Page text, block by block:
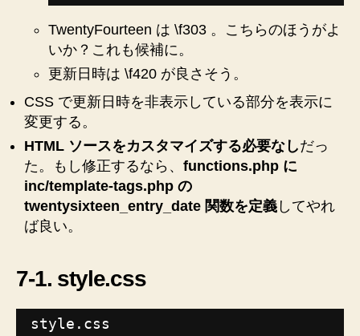
TwentyFourteen は \f303 。こちらのほうがよ
いか？これも候補に。
更新日時は \f420 が良さそう。
CSS で更新日時を非表示している部分を表示に
変更する。
HTML ソースをカスタマイズする必要なしだっ
た。もし修正するなら、 functions.php に
inc/template-tags.php の
twentysixteen_entry_date 関数を定義 してやれ
ば良い。
7-1. style.css
style.css